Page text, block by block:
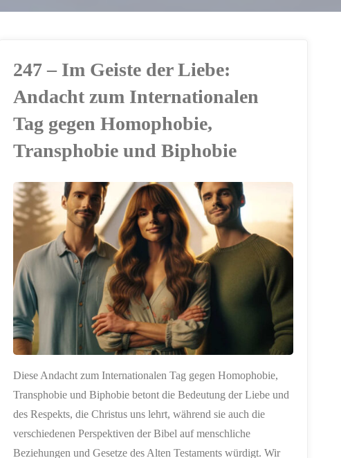
247 – Im Geiste der Liebe:
Andacht zum Internationalen
Tag gegen Homophobie,
Transphobie und Biphobie
Diese Andacht zum Internationalen Tag gegen Homophobie,
Transphobie und Biphobie betont die Bedeutung der Liebe und
des Respekts, die Christus uns lehrt, während sie auch die
verschiedenen Perspektiven der Bibel auf menschliche
Beziehungen und Gesetze des Alten Testaments würdigt. Wir